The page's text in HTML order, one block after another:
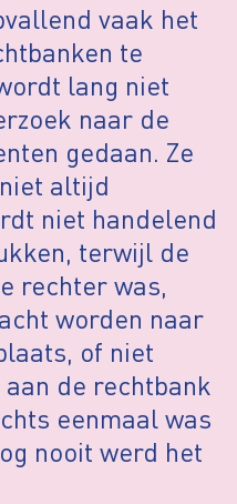
vaak het
te
lang niet
naar de
gedaan. Ze
altijd
niet handelend
terwijl de
rechter was,
worden naar
of niet
de rechtbank
eenmaal was
nooit werd het